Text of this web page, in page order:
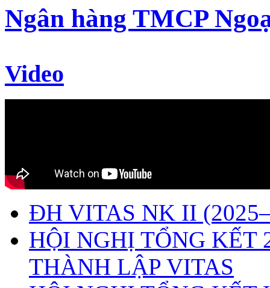
Ngân hàng TMCP
Video
ĐH VITAS NK II
HỘI NGHỊ TỔNG
THÀNH LẬP VITAS